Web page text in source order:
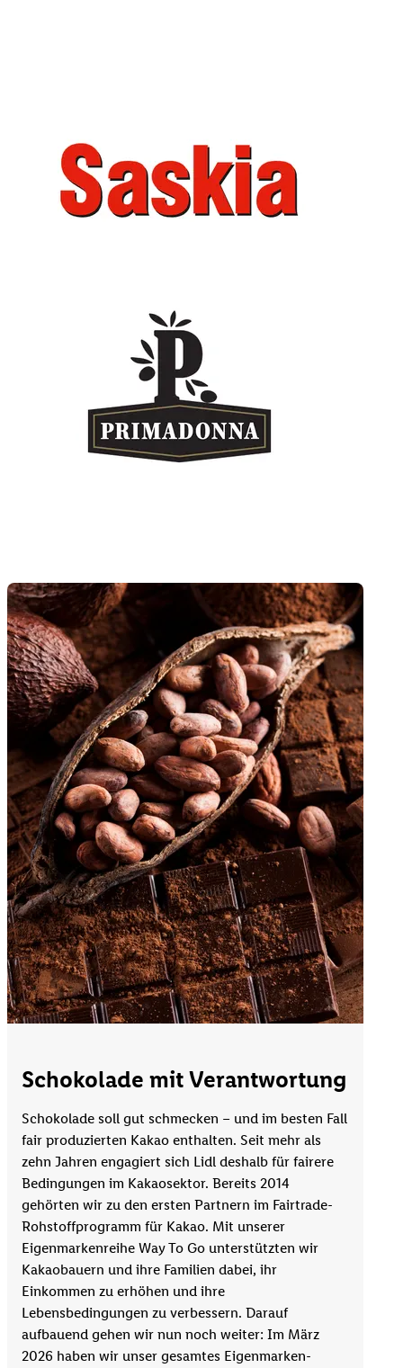
Schokolade mit Verantwortung
Schokolade soll gut schmecken – und im besten Fall
fair produzierten Kakao enthalten. Seit mehr als
zehn Jahren engagiert sich Lidl deshalb für fairere
Bedingungen im Kakaosektor. Bereits 2014
gehörten wir zu den ersten Partnern im Fairtrade-
Rohstoffprogramm für Kakao. Mit unserer
Eigenmarkenreihe Way To Go unterstützten wir
Kakaobauern und ihre Familien dabei, ihr
Einkommen zu erhöhen und ihre
Lebensbedingungen zu verbessern. Darauf
aufbauend gehen wir nun noch weiter: Im März
2026 haben wir unser gesamtes Eigenmarken-